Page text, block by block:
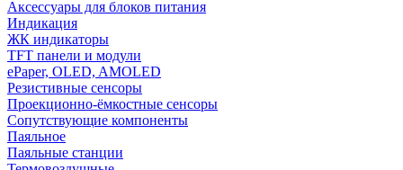
Аксессуары для блоков питания
Индикация
ЖК индикаторы
TFT панели и модули
ePaper, OLED, AMOLED
Резистивные сенсоры
Проекционно-ёмкостные сенсоры
Сопутствующие компоненты
Паяльное
Паяльные станции